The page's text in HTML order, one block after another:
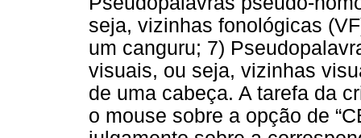
seja, vizinhas fonológicas
um canguru; 7)
visuais, ou seja, vizinhas
de uma cabeça. A tarefa da
o mouse sobre a opção de